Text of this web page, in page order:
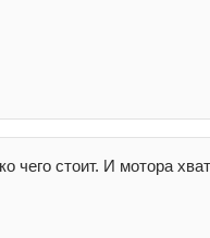
чего стоит. И мотора